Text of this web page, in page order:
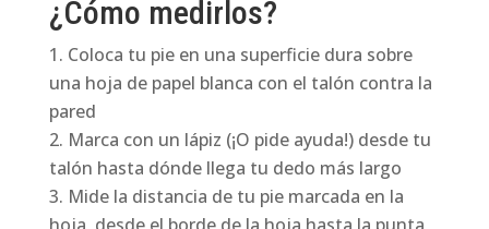
¿Cómo medirlos?
Coloca tu pie en una superficie dura sobre
una hoja de papel blanca con el talón contra la
pared
Marca con un lápiz (¡O pide ayuda!) desde tu
talón hasta dónde llega tu dedo más largo
Mide la distancia de tu pie marcada en la